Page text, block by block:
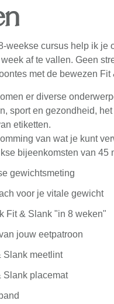
weekse cursus help ik je
af te vallen. Geen
met de bewezen Fit
er diverse
sport en gezondheid,
etiketten.
van wat je kunt
bijeenkomsten van 45
gewichtsmeting
voor je vitale gewicht
Fit & Slank "in 8 weken"
jouw eetpatroon
Slank meetlint
Slank placemat